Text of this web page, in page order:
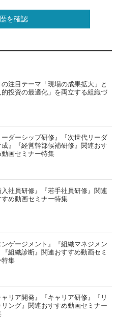
を確認
の注目テーマ「現場の成果拡大」と
的投資の最適化」を両立する組織づ
ーダーシップ研修』『次世代リーダ
成』『経営幹部候補研修』関連おす
動画セミナー特集
入社員研修』『若手社員研修』関連
すめ動画セミナー特集
ンゲージメント』『組織マネジメン
『組織診断』関連おすすめ動画セミ
特集
ャリア開発』『キャリア研修』『リ
リング』関連おすすめ動画セミナー